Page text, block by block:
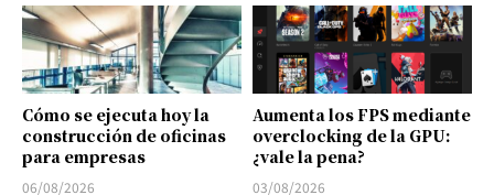
Cómo se ejecuta hoy la
construcción de oficinas
para empresas
06/08/2026
Aumenta los FPS mediante
overclocking de la GPU:
¿vale la pena?
03/08/2026